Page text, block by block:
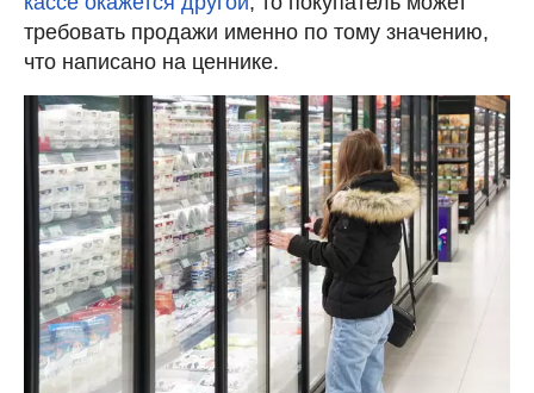
требовать продажи именно по тому значению,
что написано на ценнике.